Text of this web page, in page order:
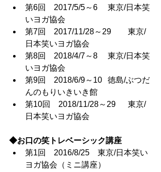
第6回　2017/5/5～6	 東京/日本笑
いヨガ協会
第7回　2017/11/28～29	 東京/
日本笑いヨガ協会
第8回　2018/4/7～8	 東京/日本笑
いヨガ協会
第9回　2018/6/9～10	 徳島/ぶつだ
んのもりいきいき館
第10回　2018/11/28～29	 東京/
日本笑いヨガ協会
◆お口の笑トレベーシック講座
第1回　2016/8/25　東京/日本笑い
ヨガ協会（ミニ講座）